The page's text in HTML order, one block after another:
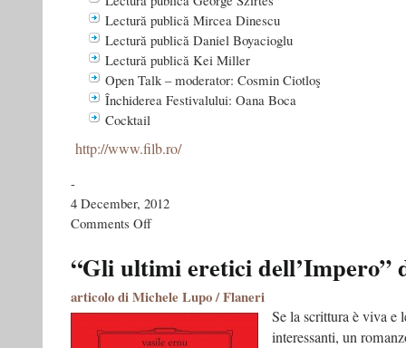
Lectură publică Mircea Dinescu
Lectură publică Daniel Boyacioglu
Lectură publică Kei Miller
Open Talk – moderator: Cosmin Ciotloş
Închiderea Festivalului: Oana Boca
Cocktail
http://www.filb.ro/
-
4 December, 2012
Comments Offon
ediţia
cincea,
2012
“Gli ultimi eretici dell’Impero”
articolo di Michele Lupo / Flaneri
Se la scrittura è viva e
interessanti, un